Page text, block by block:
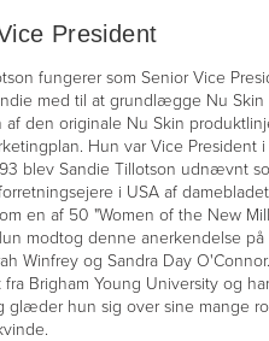
President
fungerer som Senior Vice
med til at grundlægge Nu Skin
af den originale Nu Skin
Hun var Vice President
blev Sandie Tillotson udnævnt
i USA af
en af 50 "Women of the New
modtog denne anerkendelse
Winfrey og Sandra Day
Brigham Young University og
glæder hun sig over sine mange